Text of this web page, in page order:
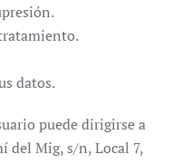
datos.
puede dirigirse a
del Mig, s/n, Local 7,